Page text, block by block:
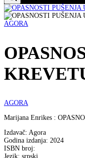
AGORA
AGORA
Marijana Enrikes :
Izdavač: Agora
Godina izdanja: 2024
ISBN broj:
Jezik: srpski